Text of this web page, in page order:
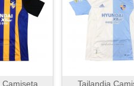
Camiseta
Tailandia